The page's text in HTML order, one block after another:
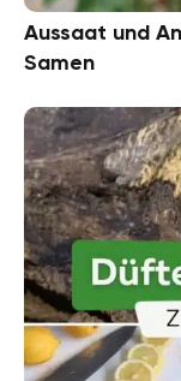
Aussaat und
Samen